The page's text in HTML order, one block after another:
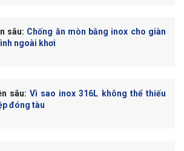
sâu: Chống ăn mòn bằng inox cho giàn
ngoài khơi
sâu: Vì sao inox 316L không thể thiếu
đóng tàu